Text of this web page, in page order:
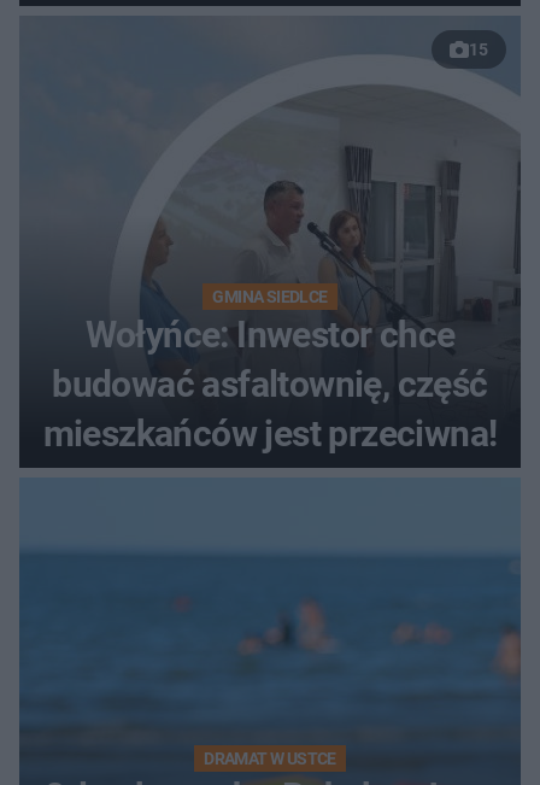
musiała zamknąć odcinek
15
GMINA SIEDLCE
Wołyńce: Inwestor chce
budować asfaltownię, część
mieszkańców jest przeciwna!
DRAMAT W USTCE